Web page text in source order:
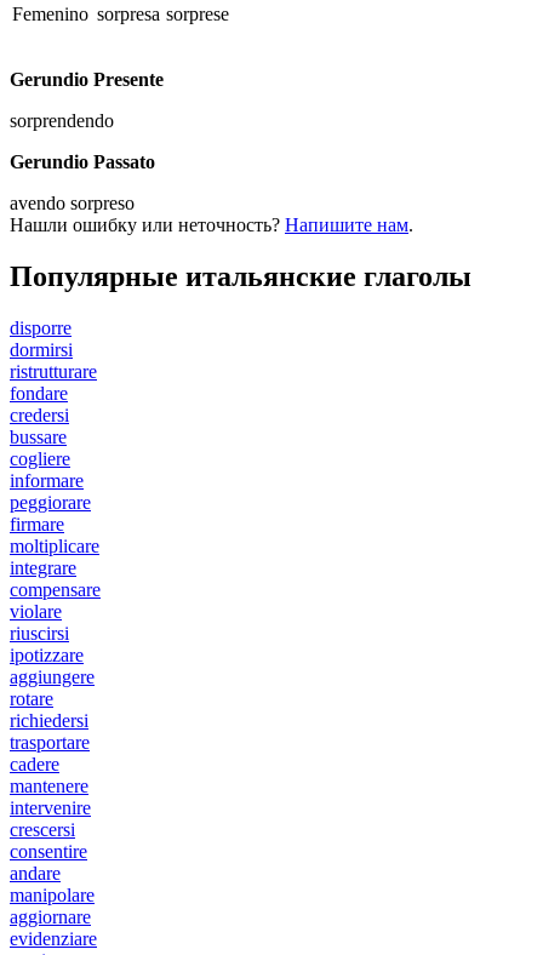
Femenino sorpresa sorprese
Gerundio Presente
sorprendendo
Gerundio Passato
avendo sorpreso
Нашли ошибку или неточность? Напишите нам.
Популярные итальянские глаголы
disporre
dormirsi
ristrutturare
fondare
credersi
bussare
cogliere
informare
peggiorare
firmare
moltiplicare
integrare
compensare
violare
riuscirsi
ipotizzare
aggiungere
rotare
richiedersi
trasportare
cadere
mantenere
intervenire
crescersi
consentire
andare
manipolare
aggiornare
evidenziare